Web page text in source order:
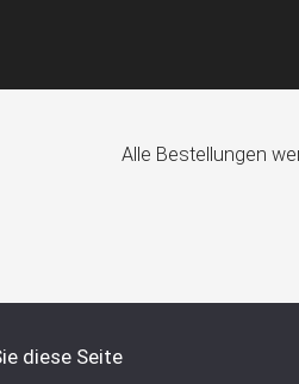
Alle Bestellungen
diese Seite